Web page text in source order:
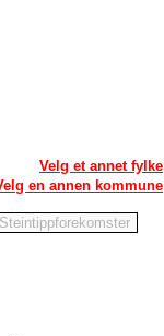
Velg et annet fylke
en annen kommune